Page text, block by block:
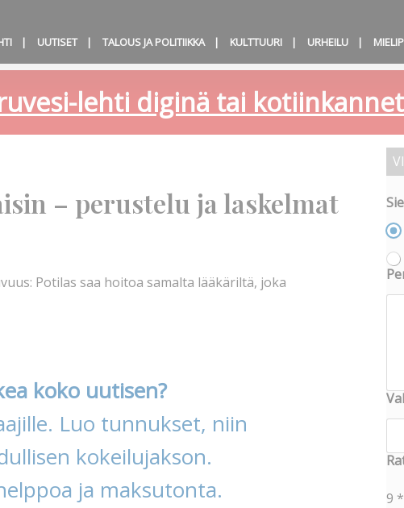
UUTISET TALOUS JA POLITIIKKA KULTTUURI URHEILU
lehti diginä tai
– perustelu ja laskelmat
Potilas saa hoitoa samalta lääkäriltä, joka
koko uutisen?
Luo tunnukset, niin
kokeilujakson.
ja maksutonta.
9 *